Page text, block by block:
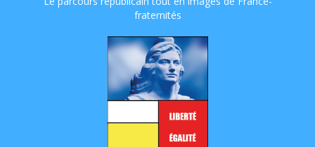
fraternités